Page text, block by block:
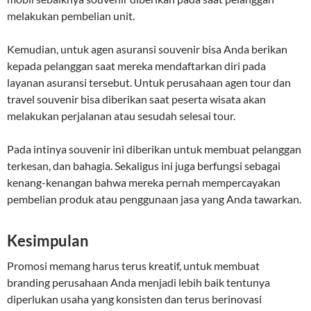
melakukan pembelian unit.
Kemudian, untuk agen asuransi souvenir bisa Anda berikan
kepada pelanggan saat mereka mendaftarkan diri pada
layanan asuransi tersebut. Untuk perusahaan agen tour dan
travel souvenir bisa diberikan saat peserta wisata akan
melakukan perjalanan atau sesudah selesai tour.
Pada intinya souvenir ini diberikan untuk membuat pelanggan
terkesan, dan bahagia. Sekaligus ini juga berfungsi sebagai
kenang-kenangan bahwa mereka pernah mempercayakan
pembelian produk atau penggunaan jasa yang Anda tawarkan.
Kesimpulan
Promosi memang harus terus kreatif, untuk membuat
branding perusahaan Anda menjadi lebih baik tentunya
diperlukan usaha yang konsisten dan terus berinovasi